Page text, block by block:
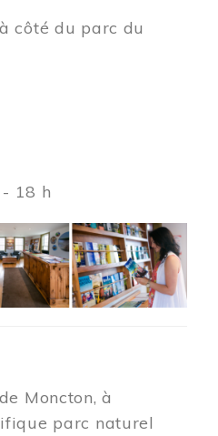
côté du parc du
18 h
Moncton, à
parc naturel